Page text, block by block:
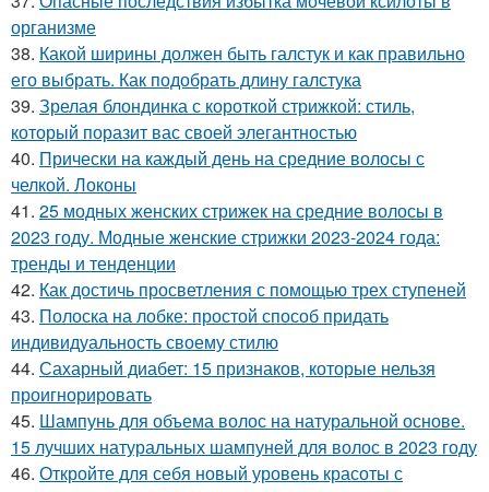
организме
38. Какой ширины должен быть галстук и как правильно
его выбрать. Как подобрать длину галстука
39. Зрелая блондинка с короткой стрижкой: стиль,
который поразит вас своей элегантностью
40. Прически на каждый день на средние волосы с
челкой. Локоны
41. 25 модных женских стрижек на средние волосы в
2023 году. Модные женские стрижки 2023-2024 года:
тренды и тенденции
42. Как достичь просветления с помощью трех ступеней
43. Полоска на лобке: простой способ придать
индивидуальность своему стилю
44. Сахарный диабет: 15 признаков, которые нельзя
проигнорировать
45. Шампунь для объема волос на натуральной основе.
15 лучших натуральных шампуней для волос в 2023 году
46. Откройте для себя новый уровень красоты с